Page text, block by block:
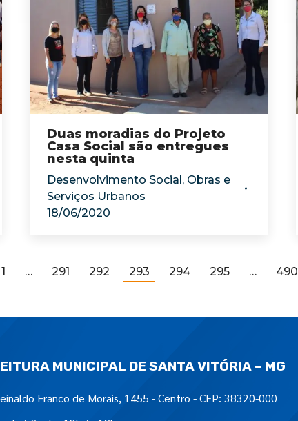
Duas moradias do Projeto
Casa Social são entregues
nesta quinta
Desenvolvimento Social, Obras e
Serviços Urbanos
18/06/2020
1 … 291 292 293 294 295 … 490
MUNICIPAL DE SANTA VITÓRIA – MG
Franco de Morais, 1455 - Centro - CEP: 38320-000